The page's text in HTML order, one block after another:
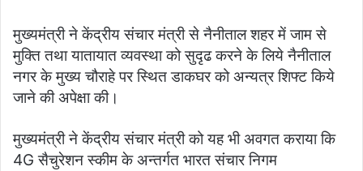
मुख्यमंत्री ने केंद्रीय संचार मंत्री से नैनीताल शहर में जाम से
मुक्ति तथा यातायात व्यवस्था को सुदृढ करने के लिये नैनीताल
नगर के मुख्य चौराहे पर स्थित डाकघर को अन्यत्र शिफ्ट किये
जाने की अपेक्षा की।
मुख्यमंत्री ने केंद्रीय संचार मंत्री को यह भी अवगत कराया कि
4G सैचुरेशन स्कीम के अन्तर्गत भारत संचार निगम